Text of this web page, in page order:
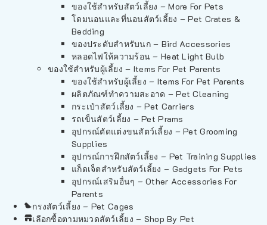
ของใช้สำหรับสัตว์เลี้ยง – More For Pets
โดมนอนและที่นอนสัตว์เลี้ยง – Pet Crates &
Bedding
ของประดับสำหรับนก – Bird Accessories
หลอดไฟให้ความร้อน – Heat Light Bulb
ของใช้สำหรับผู้เลี้ยง – Items For Pet Parents
ของใช้สำหรับผู้เลี้ยง – Items For Pet Parents
ผลิตภัณฑ์ทำความสะอาด – Pet Cleaning
กระเป๋าสัตว์เลี้ยง – Pet Carriers
รถเข็นสัตว์เลี้ยง – Pet Prams
อุปกรณ์ตัดแต่งขนสัตว์เลี้ยง – Pet Grooming
Supplies
อุปกรณ์การฝึกสัตว์เลี้ยง – Pet Training Supplies
แก็ดเจ็ตสำหรับสัตว์เลี้ยง – Gadgets For Pets
อุปกรณ์เสริมอื่นๆ – Other Accessories For
Parents
กรงสัตว์เลี้ยง – Pet Cages
เลือกซื้อตามหมวดสัตว์เลี้ยง – Shop By Pet